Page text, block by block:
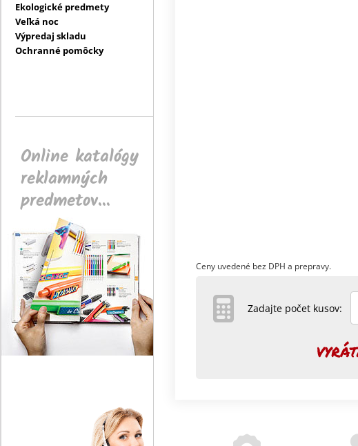
Ekologické predmety
Veľká noc
Výpredaj skladu
Ochranné pomôcky
Online katalógy
reklamných
predmetov...
Ceny uvedené bez DPH a prepravy.
Zadajte počet kusov: